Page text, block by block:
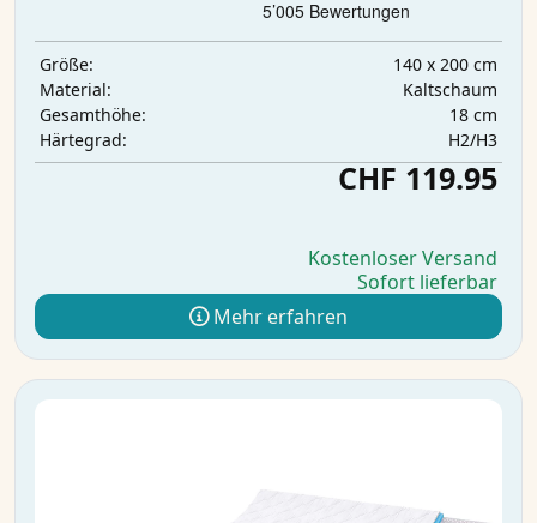
Größe:
140 x 200 cm
Material:
Kaltschaum
Gesamthöhe:
18 cm
Härtegrad:
H2/H3
CHF 119.95
Kostenloser Versand
Sofort lieferbar
Mehr erfahren